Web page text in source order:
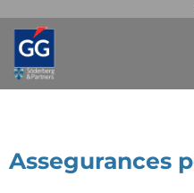
Assegurances